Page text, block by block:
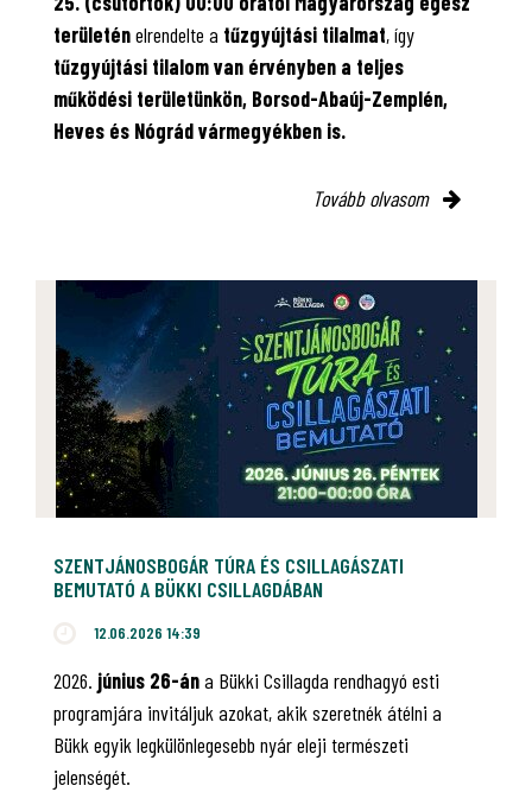
területénelrendelte a tűzgyújtási tilalmat, így
tűzgyújtási tilalom van érvényben a teljes
működési területünkön, Borsod-Abaúj-Zemplén,
Heves és Nógrád vármegyékben is.
Tovább olvasom
SZENTJÁNOSBOGÁR TÚRA ÉS CSILLAGÁSZATI
BEMUTATÓ A BÜKKI CSILLAGDÁBAN
12.06.2026 14:39
2026. június 26-ána Bükki Csillagda rendhagyó esti
programjára invitáljuk azokat, akik szeretnék átélni a
Bükk egyik legkülönlegesebb nyár eleji természeti
jelenségét.